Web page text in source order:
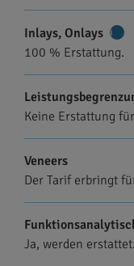
Inlays, Onlays
100 % Erstattung.
Keine Erstattung
Veneers
Der Tarif erbringt
Ja, werden erstattet.